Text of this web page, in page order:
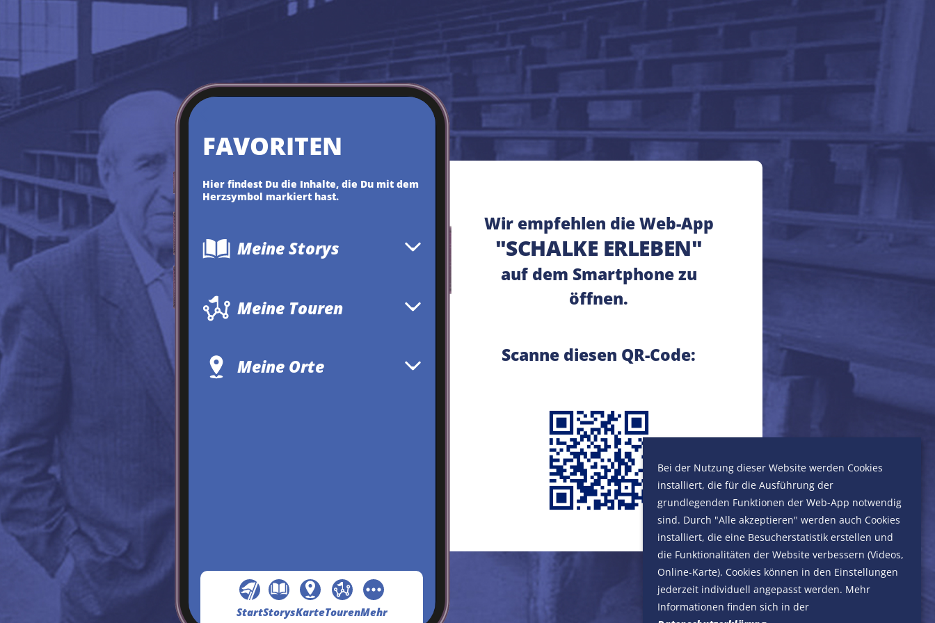
FAVORITEN
Hier findest Du die Inhalte, die Du mit dem
Herzsymbol markiert hast.
Meine Storys
Meine Touren
Meine Orte
StartStorysKarteTourenMehr
Wir empfehlen die Web-App
"SCHALKE ERLEBEN"
auf dem Smartphone zu
öffnen.
Scanne diesen QR-Code:
Bei der Nutzung dieser Website werden Cookies
installiert, die für die Ausführung der
grundlegenden Funktionen der Web-App notwendig
sind. Durch "Alle akzeptieren" werden auch Cookies
installiert, die eine Besucherstatistik erstellen und
die Funktionalitäten der Website verbessern (Videos,
Online-Karte). Cookies können in den Einstellungen
jederzeit individuell angepasst werden. Mehr
Informationen finden sich in der